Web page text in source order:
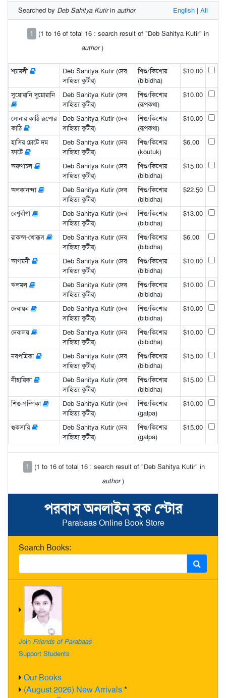
পরবাস অনলাইন বুক স্টোর
Parabaas Online Book Store
Search Books:
Join Friends of Parabaas
Support Students
Our Books
(August 2026) New Arrivals*
Searched by Deb Sahitya Kutirin author English | All
1
(1 to 16 of total 16 : search result of "Deb Sahitya Kutir" in
author)
শ্যামলী
Deb Sahitya Kutir (দেব
সাহিত্য কুটীর)
শিশু/কিশোর
(bibidha)
$10.00
সুয়োরানি দুয়োরানি
Deb Sahitya Kutir (দেব
সাহিত্য কুটীর)
শিশু/কিশোর
(রূপকথা)
$10.00
সোনার কাঠি রূপোর
কাঠি
Deb Sahitya Kutir (দেব
সাহিত্য কুটীর)
শিশু/কিশোর
(রূপকথা)
$10.00
হাসির চোটে দম
ফাটে
Deb Sahitya Kutir (দেব
সাহিত্য কুটীর)
শিশু/কিশোর
(koutuk)
$6.00
অরুণাচল
Deb Sahitya Kutir (দেব
সাহিত্য কুটীর)
শিশু/কিশোর
(bibidha)
$15.00
অলকানন্দা
Deb Sahitya Kutir (দেব
সাহিত্য কুটীর)
শিশু/কিশোর
(bibidha)
$22.50
বেণুবীণা
Deb Sahitya Kutir (দেব
সাহিত্য কুটীর)
শিশু/কিশোর
(bibidha)
$13.00
রাক্ষ্স-খোক্কস
Deb Sahitya Kutir (দেব
সাহিত্য কুটীর)
শিশু/কিশোর
(bibidha)
$6.00
আগমনী
Deb Sahitya Kutir (দেব
সাহিত্য কুটীর)
শিশু/কিশোর
(bibidha)
$10.00
ঝলমল
Deb Sahitya Kutir (দেব
সাহিত্য কুটীর)
শিশু/কিশোর
(bibidha)
$10.00
দেবায়ন
Deb Sahitya Kutir (দেব
সাহিত্য কুটীর)
শিশু/কিশোর
(bibidha)
$10.00
দেবালয়
Deb Sahitya Kutir (দেব
সাহিত্য কুটীর)
শিশু/কিশোর
(bibidha)
$10.00
নবপত্রিকা
Deb Sahitya Kutir (দেব
সাহিত্য কুটীর)
শিশু/কিশোর
(bibidha)
$15.00
নীহারিকা
Deb Sahitya Kutir (দেব
সাহিত্য কুটীর)
শিশু/কিশোর
(bibidha)
$15.00
শিশু-গল্পিকা
Deb Sahitya Kutir (দেব
সাহিত্য কুটীর)
শিশু/কিশোর
(galpa)
$10.00
শুকসারি
Deb Sahitya Kutir (দেব
সাহিত্য কুটীর)
শিশু/কিশোর
(galpa)
$15.00
1
(1 to 16 of total 16 : search result of "Deb Sahitya Kutir" in
author)